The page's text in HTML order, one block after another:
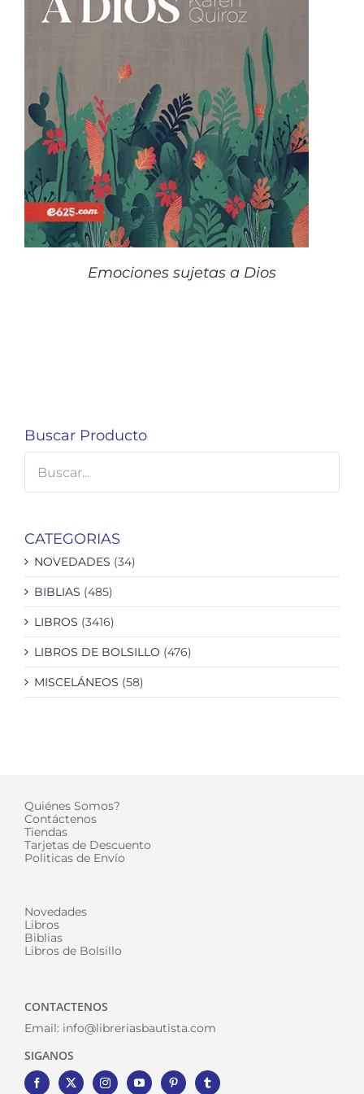
Emociones sujetas a Dios
Buscar Producto
CATEGORIAS
NOVEDADES (34)
BIBLIAS (485)
LIBROS (3416)
LIBROS DE BOLSILLO (476)
MISCELÁNEOS (58)
Quiénes Somos?
Contáctenos
Tiendas
Tarjetas de Descuento
Politicas de Envío
Novedades
Libros
Biblias
Libros de Bolsillo
CONTACTENOS
Email: info@libreriasbautista.com
SIGANOS